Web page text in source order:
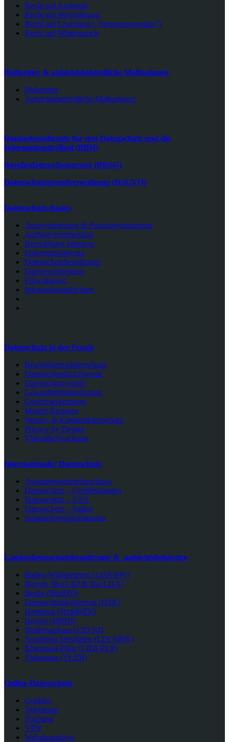
Recht auf Auskunft
Recht auf Berichtigung
Recht auf Löschung („Vergessenwerden“)
Recht auf Widerspruch
Bußgelder & aufsichtsbehördliche Maßnahmen
Bußgelder
Aufsichtsbehördliche Maßnahmen
Bundesbeauftragte für den Datenschutz und die
Informationsfreiheit (BfDI)
Bundesdatenschutzgesetz (BDSG)
Datenschutzgrundverordnung (DSGVO)
Datenschutz-Basics
Anonymisierung & Pseudonymisierung
Auftragsverarbeitung
Berechtigtes Interesse
Datenminimierung
Datenschutzbeauftragte
Datenverarbeitung
Einwilligung
Informationspflichten
Datenschutz in der Praxis
Beschäftigtendatenschutz
Datenschutzbeschwerde
Datenschutzvorfall
Gesundheitsdatenschutz
Gesichtserkennung
Mobile Business
Nutzer- & Kundendatenschutz
Privacy by Design
Videoüberwachung
Internationaler Datenschutz
Angemessenheitsbeschluss
Datenschutz – Großbritannien
Datenschutz – USA
Datenschutz – Italien
Standardvertragsklauseln
Landesdatenschutzbeauftragte & -aufsichtsbehörden
Baden-Württemberg (LfDI BW)
Bayern (BayLfD & BayLDA)
Berlin (BlnBDI)
Datenschutzkonferenz (DSK)
Hamburg (HmbBfDI)
Hessen (HBDI)
Niedersachsen (LfD NI)
Nordrhein-Westfalen (LDI NRW)
Rheinland-Pfalz (LfDI RLP)
Thüringen (TLfDI)
Online-Datenschutz
Cookies
Telemetrie
Tracking
VPN
Websiteanalyse